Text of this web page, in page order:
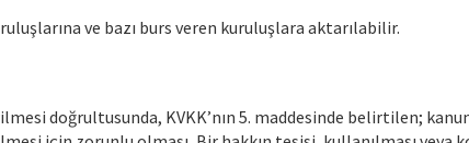
ve bazı burs veren kuruluşlara aktarılabilir.
doğrultusunda, KVKK’nın 5. maddesinde belirtilen;